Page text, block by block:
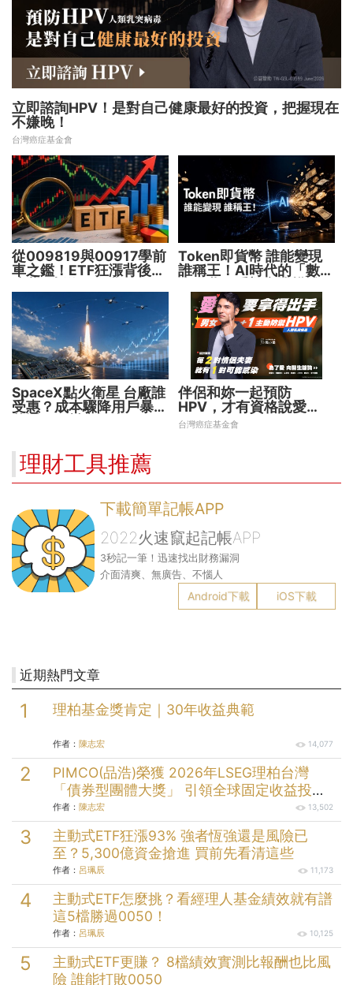
立即諮詢HPV！是對自己健康最好的投資，把握現在
不嫌晚！
台灣癌症基金會
從009819與00917學前
車之鑑！ETF狂漲背後
Token即貨幣 誰能變現
誰稱王！AI時代的「數位
SpaceX點火衛星 台廠誰
受惠？成本驟降用戶暴增
伴侶和妳一起預防
HPV，才有資格說愛
妳！
台灣癌症基金會
理財工具推薦
下載簡單記帳APP
2022火速竄起記帳APP
3秒記一筆！迅速找出財務漏洞
介面清爽、無廣告、不惱人
Android下載 iOS下載
近期熱門文章
理柏基金獎肯定｜30年收益典範
作者： 陳志宏 14,077
PIMCO(品浩)榮獲 2026年LSEG理柏台灣
「債券型團體大獎」 引領全球固定收益投資
逾半世紀的投資實力
作者： 陳志宏 13,502
主動式ETF狂漲93% 強者恆強還是風險已
至？5,300億資金搶進 買前先看清這些
作者： 呂珮辰 11,173
主動式ETF怎麼挑？看經理人基金績效就有譜
這5檔勝過0050！
作者： 呂珮辰 10,125
主動式ETF更賺？ 8檔績效實測比報酬也比風
險 誰能打敗0050